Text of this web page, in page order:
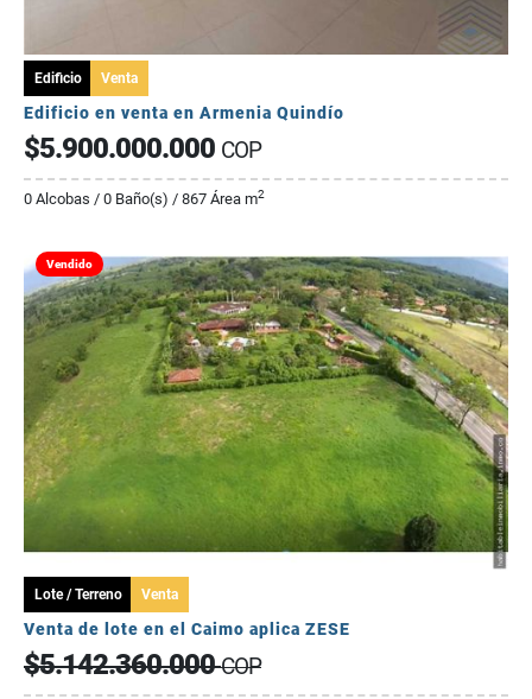
Edificio Venta
Edificio en venta en Armenia Quindío
$5.900.000.000 COP
0 Alcobas / 0 Baño(s) / 867 Área m2
Vendido
Lote / Terreno Venta
Venta de lote en el Caimo aplica ZESE
$5.142.360.000COP